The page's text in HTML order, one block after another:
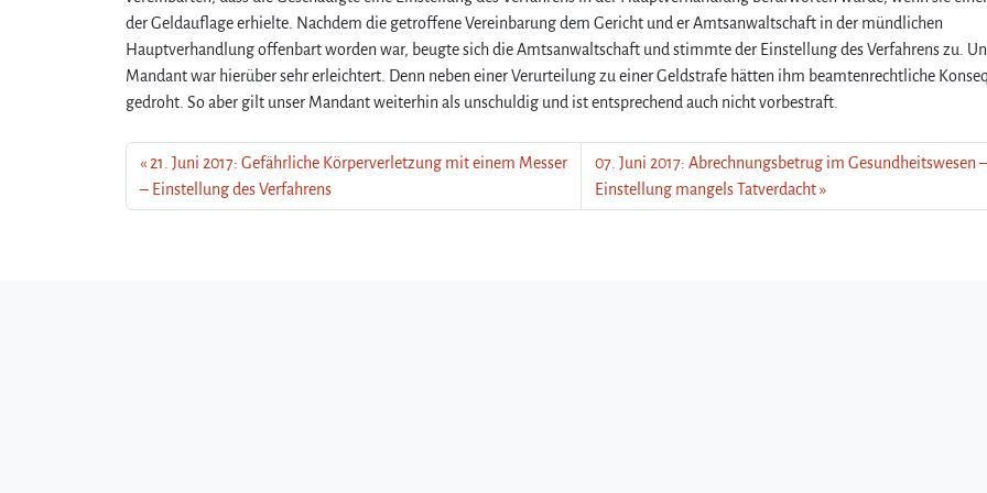
der Geldauflage erhielte. Nachdem die getroffene Vereinbarung dem Gericht und er Amtsanwaltschaft in der mündlichen
Hauptverhandlung offenbart worden war, beugte sich die Amtsanwaltschaft und stimmte der Einstellung des Verfahrens zu.
Mandant war hierüber sehr erleichtert. Denn neben einer Verurteilung zu einer Geldstrafe hätten ihm beamtenrechtliche
gedroht. So aber gilt unser Mandant weiterhin als unschuldig und ist entsprechend auch nicht vorbestraft.
21. Juni 2017: Gefährliche Körperverletzung mit einem Messer
– Einstellung des Verfahrens
07. Juni 2017: Abrechnungsbetrug im Gesundheitswesen –
Einstellung mangels Tatverdacht